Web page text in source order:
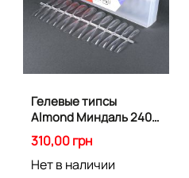
Гелевые типсы
Almond Миндаль 240
шт 04512
310,00 грн
Нет в наличии